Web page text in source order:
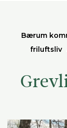
Bærum
friluftsliv